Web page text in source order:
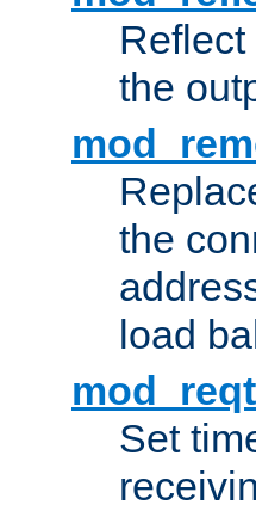
the
the
load
Set